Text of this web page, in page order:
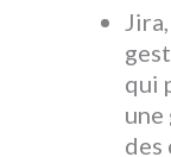
qui
une
des